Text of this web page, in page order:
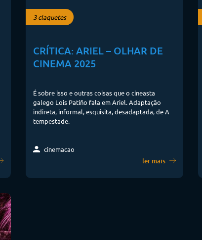
3 claquetes
CRÍTICA: ARIEL – OLHAR DE
CINEMA 2025
É sobre isso e outras coisas que o cineasta
galego Lois Patiño fala em Ariel. Adaptação
indireta, informal, esquisita, desadaptada, de A
tempestade.
cinemacao
ler mais